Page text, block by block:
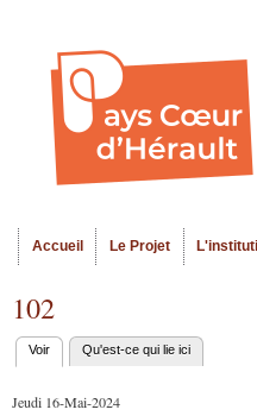
Menu principal
Accueil Le Projet
102
Onglets
principaux
Voir (onglet actif)
Qu'est-ce qui lie ici
Jeudi 16-Mai-2024